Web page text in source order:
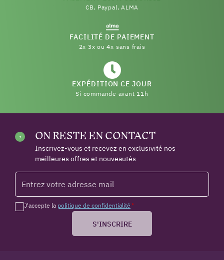
CB, Paypal, ALMA
FACILITÉ DE PAIEMENT
2x 3x ou 4x sans frais
EXPÉDITION CE JOUR
Si commande avant 11h
ON RESTE EN CONTACT
Inscrivez-vous et recevez en exclusivité nos
meilleures offres et nouveautés
J'accepte la politique de confidentialité *
S'INSCRIRE